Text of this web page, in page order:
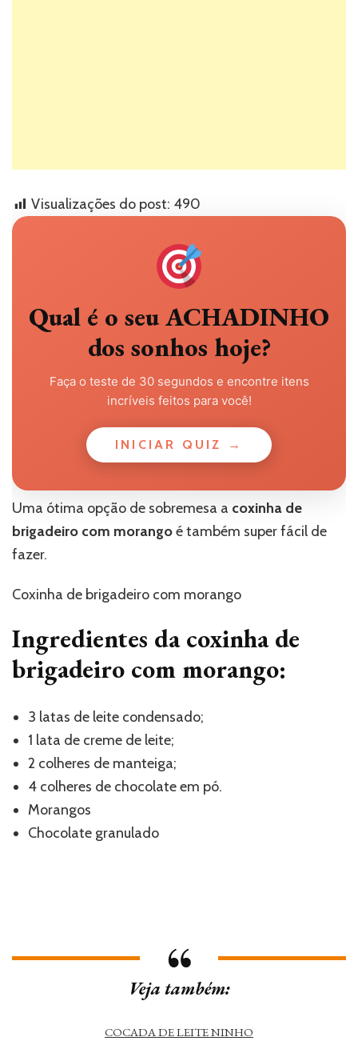
Visualizações do post: 490
Qual é o seu ACHADINHO
dos sonhos hoje?
Faça o teste de 30 segundos e encontre itens
incríveis feitos para você!
INICIAR QUIZ →
Uma ótima opção de sobremesa a coxinha de
brigadeiro com morangoé também super fácil de
fazer.
Coxinha de brigadeiro com morango
Ingredientes da coxinha de
brigadeiro com morango:
3 latas de leite condensado;
1 lata de creme de leite;
2 colheres de manteiga;
4 colheres de chocolate em pó.
Morangos
Chocolate granulado
Veja também:
COCADA DE LEITE NINHO